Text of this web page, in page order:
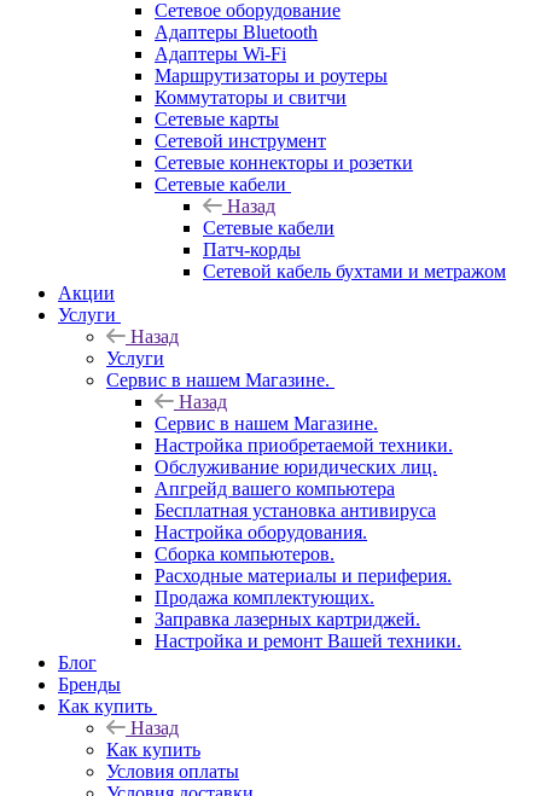
Сетевое оборудование
Адаптеры Bluetooth
Адаптеры Wi-Fi
Маршрутизаторы и роутеры
Коммутаторы и свитчи
Сетевые карты
Сетевой инструмент
Сетевые коннекторы и розетки
Сетевые кабели
Назад
Сетевые кабели
Патч-корды
Сетевой кабель бухтами и метражом
Акции
Услуги
Назад
Услуги
Сервис в нашем Магазине.
Назад
Сервис в нашем Магазине.
Настройка приобретаемой техники.
Обслуживание юридических лиц.
Апгрейд вашего компьютера
Бесплатная установка антивируса
Настройка оборудования.
Сборка компьютеров.
Расходные материалы и периферия.
Продажа комплектующих.
Заправка лазерных картриджей.
Настройка и ремонт Вашей техники.
Блог
Бренды
Как купить
Назад
Как купить
Условия оплаты